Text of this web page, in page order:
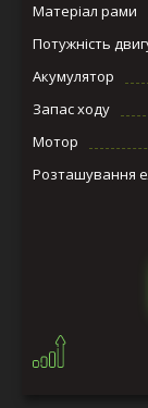
Матеріал рами
Потужність
Акумулятор
Запас ходу
Мотор
Розташування